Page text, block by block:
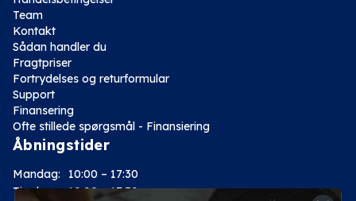
Team
Kontakt
Sådan handler du
Fragtpriser
Fortrydelses og returformular
Support
Finansering
Ofte stillede spørgsmål - Finansiering
Åbningstider
Mandag:
10:00 – 17:30
Tirsdag: 10:00 – 17:30